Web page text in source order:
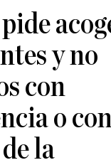
y no
con
o
la